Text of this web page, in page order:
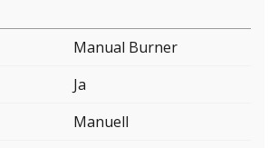
Manual Burner
Ja
Manuell